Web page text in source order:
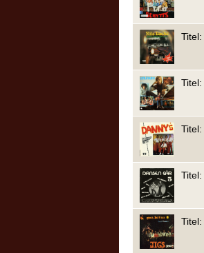
Titel:
Titel:
Titel:
Titel:
Titel: